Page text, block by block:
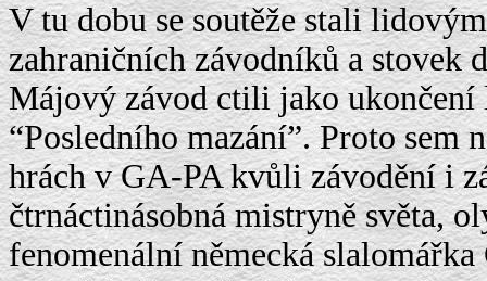
V tu dobu se soutěže stali
zahraničních závodníků a stovek
Májový závod ctili jako ukončení
“Posledního mazání”. Proto
hrách v GA-PA kvůli závodění i
čtrnáctinásobná mistryně světa,
fenomenální německá